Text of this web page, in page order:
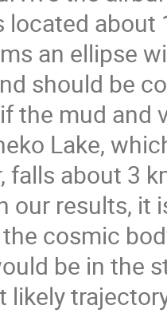
located
an ellipse
should be
the mud and
Lake,
falls about 3
our results, it
cosmic
be in the
likely